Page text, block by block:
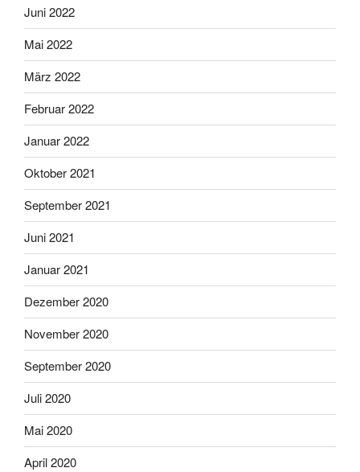
Juni 2022
Mai 2022
März 2022
Februar 2022
Januar 2022
Oktober 2021
September 2021
Juni 2021
Januar 2021
Dezember 2020
November 2020
September 2020
Juli 2020
Mai 2020
April 2020